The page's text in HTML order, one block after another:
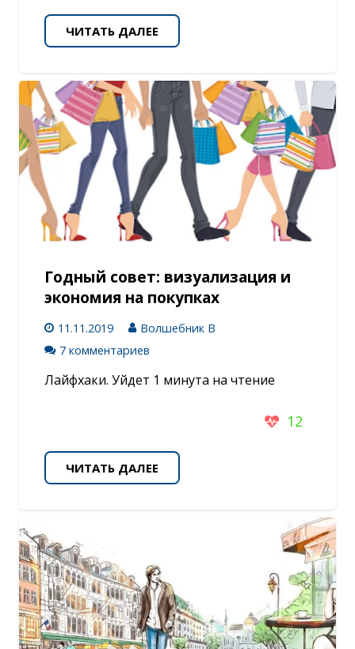
ЧИТАТЬ ДАЛЕЕ
Годный совет: визуализация и
экономия на покупках
11.11.2019
Волшебник В
7 комментариев
Лайфхаки. Уйдет 1 минута на чтение
12
ЧИТАТЬ ДАЛЕЕ